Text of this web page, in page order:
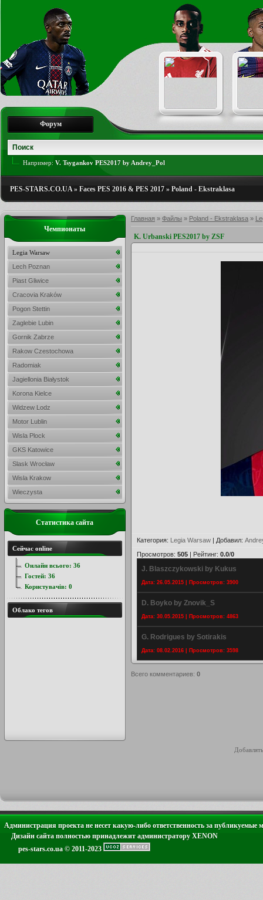
Форум
Например: V. Tsygankov PES2017 by Andrey_Pol
PES-STARS.CO.UA» Faces PES 2016 & PES 2017 » Poland - Ekstraklasa
Главная » Файлы » Poland - Ekstraklasa »
K. Urbanski PES2017 by ZSF
Категория: Legia Warsaw | Добавил:
Просмотров: 505 | Рейтинг: 0.0/0
J. Blaszczykowski by Kukus
Дата: 26.05.2015 | Просмотров: 3900
D. Boyko by Znovik_S
Дата: 30.05.2015 | Просмотров: 4863
G. Rodrigues by Sotirakis
Дата: 08.02.2016 | Просмотров: 3598
Всего комментариев: 0
Чемпионаты
Legia Warsaw
Lech Poznan
Piast Gliwice
Cracovia Kraków
Pogon Stettin
Zaglebie Lubin
Gornik Zabrze
Rakow Czestochowa
Radomiak
Jagiellonia Białystok
Korona Kielce
Widzew Lodz
Motor Lublin
Wisla Plock
GKS Katowice
Slask Wrocław
Wisla Krakow
Wieczysta
Статистика сайта
Сейчас online
Онлайн всього: 36
Гостей: 36
Користувачів: 0
Облако тегов
Администрация проекта не несет какую-либо ответственность за публикуемые
Дизайн сайта полностью принадлежит администратору XENON
pes-stars.co.ua © 2011-2023